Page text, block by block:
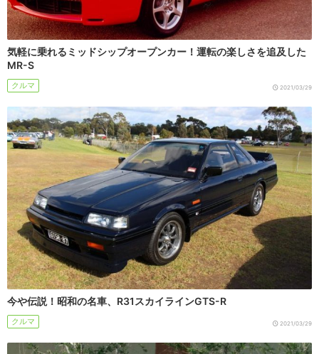
気軽に乗れるミッドシップオープンカー！運転の楽しさを追及した
MR-S
クルマ 2021/03/29
今や伝説！昭和の名車、R31スカイラインGTS-R
クルマ 2021/03/29